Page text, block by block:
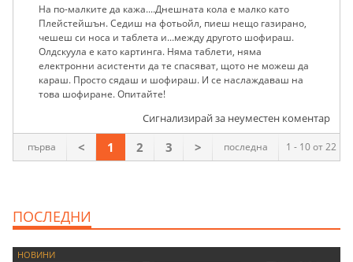
На по-малките да кажа....Днешната кола е малко като
Плейстейшън. Седиш на фотьойл, пиеш нещо газирано,
чешеш си носа и таблета и...между другото шофираш.
Олдскуула е като картинга. Няма таблети, няма
електронни асистенти да те спасяват, щото не можеш да
караш. Просто сядаш и шофираш. И се наслаждаваш на
това шофиране. Опитайте!
Сигнализирай за неуместен коментар
1 - 10 от 22
първа < 1 2 3 > последна
ПОСЛЕДНИ
НОВИНИ